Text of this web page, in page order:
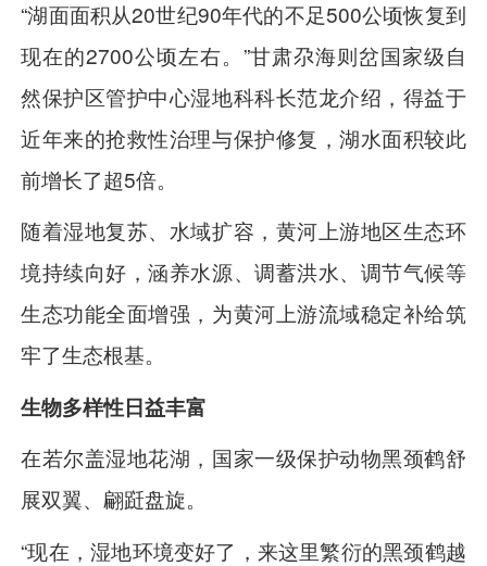
“湖面面积从20世纪90年代的不足500公顷恢复到
现在的2700公顷左右。”甘肃尕海则岔国家级自
然保护区管护中心湿地科科长范龙介绍，得益于
近年来的抢救性治理与保护修复，湖水面积较此
前增长了超5倍。
随着湿地复苏、水域扩容，黄河上游地区生态环
境持续向好，涵养水源、调蓄洪水、调节气候等
生态功能全面增强，为黄河上游流域稳定补给筑
牢了生态根基。
生物多样性日益丰富
在若尔盖湿地花湖，国家一级保护动物黑颈鹤舒
展双翼、翩跹盘旋。
“现在，湿地环境变好了，来这里繁衍的黑颈鹤越